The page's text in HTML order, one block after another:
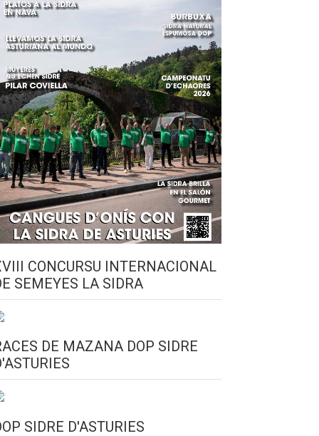
CONCURSU INTERNACIONAL
SEMEYES LA SIDRA
DE MAZANA DOP SIDRE
SIDRE D'ASTURIES
ESCUELA DE SUMILLERÍA DE LA SIDRE